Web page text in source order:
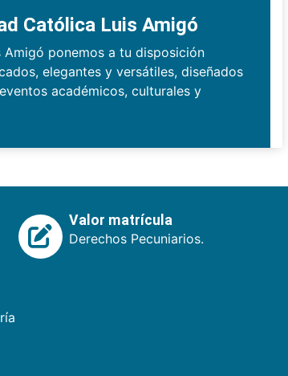
Católica Luis Amigó
ponemos a tu disposición
elegantes y versátiles, diseñados
académicos, culturales y
Valor matrícula
Derechos Pecuniarios.